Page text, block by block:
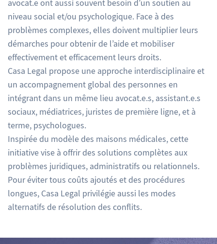
avocat.e ont aussi souvent besoin d’un soutien au
niveau social et/ou psychologique. Face à des
problèmes complexes, elles doivent multiplier leurs
démarches pour obtenir de l’aide et mobiliser
effectivement et efficacement leurs droits.
Casa Legal propose une approche interdisciplinaire et
un accompagnement global des personnes en
intégrant dans un même lieu avocat.e.s, assistant.e.s
sociaux, médiatrices, juristes de première ligne, et à
terme, psychologues.
Inspirée du modèle des maisons médicales, cette
initiative vise à offrir des solutions complètes aux
problèmes juridiques, administratifs ou relationnels.
Pour éviter tous coûts ajoutés et des procédures
longues, Casa Legal privilégie aussi les modes
alternatifs de résolution des conflits.